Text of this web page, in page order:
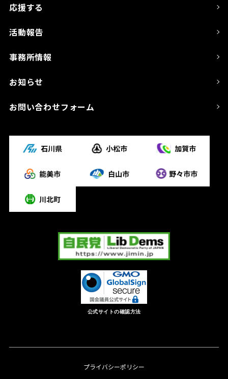
応援する
活動報告
事務所情報
お知らせ
お問い合わせフォーム
公式サイトの確認方法
プライバシーポリシー